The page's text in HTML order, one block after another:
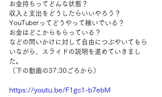
お金持ちってどんな状態？
収入と支出をどうしたらいいやろう？
YouTuberってどうやって稼いでいる？
お金はどこからもらっている？
などの問いかけに対して自由につぶやいてもら
いながら、スライドの説明を進めていきまし
た。
（下の動画の37:30 ごろから）
https://youtu.be/F1gc1-b7ebM